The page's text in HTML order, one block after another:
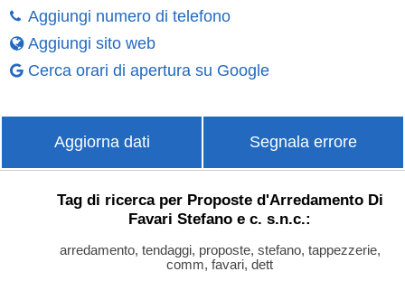
Aggiungi numero di telefono
Aggiungi sito web
Cerca orari di apertura su Google
Aggiorna dati Segnala errore
Tag di ricerca per Proposte d'Arredamento Di
Favari Stefano e c. s.n.c.:
arredamento, tendaggi, proposte, stefano, tappezzerie,
comm, favari, dett